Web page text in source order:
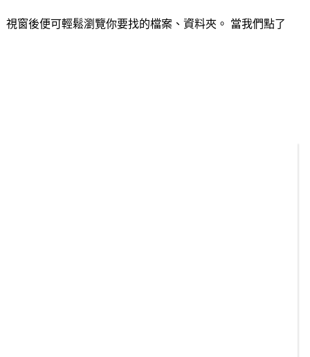
窗後便可輕鬆瀏覽你要找的檔案、資料夾。 當我們點了